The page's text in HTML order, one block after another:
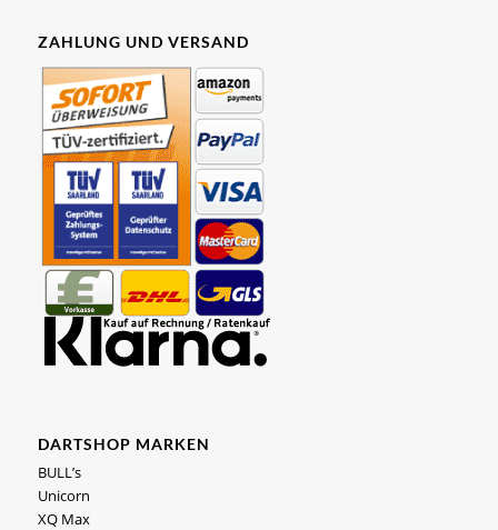
ZAHLUNG UND VERSAND
DARTSHOP MARKEN
BULL’s
Unicorn
XQ Max